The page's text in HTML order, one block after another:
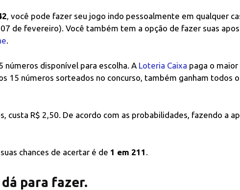
, você pode fazer seu jogo indo pessoalmente em qualquer
de fevereiro). Você também tem a opção de fazer suas
.
números disponível para escolha. A Loteria Caixa paga o maior
15 números sorteados no concurso, também ganham todos
custa R$ 2,50. De acordo com as probabilidades, fazendo a
chances de acertar é de 1 em 211 .
para fazer.